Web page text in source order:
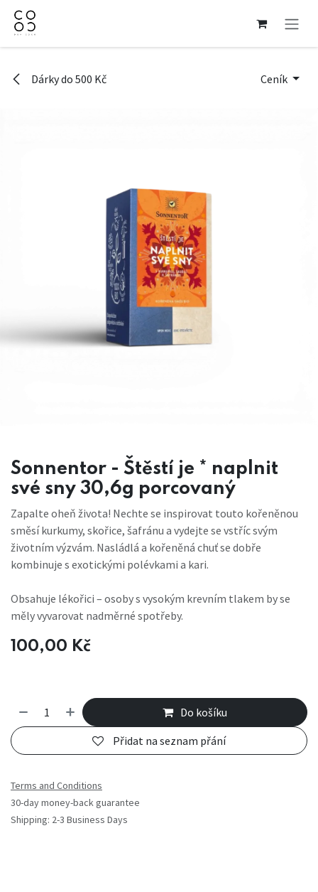
Přejít na obsah
Dárky do 500 Kč Ceník
Sonnentor - Štěstí je * naplnit
své sny 30,6g porcovaný
Zapalte oheň života! Nechte se inspirovat touto kořeněnou
směsí kurkumy, skořice, šafránu a vydejte se vstříc svým
životním výzvám. Nasládlá a kořeněná chuť se dobře
kombinuje s exotickými polévkami a kari.
Obsahuje lékořici – osoby s vysokým krevním tlakem by se
měly vyvarovat nadměrné spotřeby.
100,00 Kč
Do košíku
Přidat na seznam přání
Terms and Conditions
30-day money-back guarantee
Shipping: 2-3 Business Days